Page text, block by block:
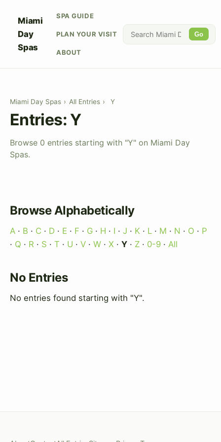
Miami
Day
Spas
SPA GUIDE
PLAN YOUR VISIT
ABOUT
Go
Miami Day Spas › All Entries › Y
Entries: Y
Browse 0 entries starting with "Y" on Miami Day
Spas.
Browse Alphabetically
A · B · C · D · E · F · G · H · I · J · K · L · M · N · O · P
· Q · R · S · T · U · V · W · X · Y · Z · 0-9 · All
No Entries
No entries found starting with "Y".